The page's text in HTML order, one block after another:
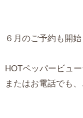
６月のご予約も開
HOTペッパービュ
またはお電話でも